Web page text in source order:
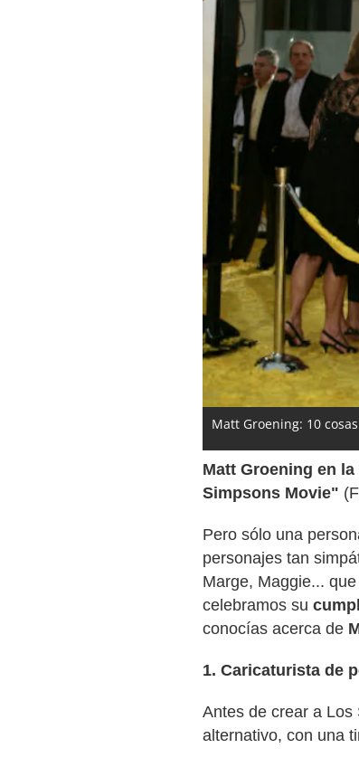
Matt Groening: 10
Matt Groening en
Simpsons Movie"
Pero sólo una
personajes tan
Marge, Maggie...
celebramos su
conocías acerca de
1. Caricaturista de
Antes de crear a
alternativo, con una